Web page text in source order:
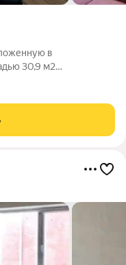
в
30,9 м2
Хорошая
выходят во двор, где
площадки.